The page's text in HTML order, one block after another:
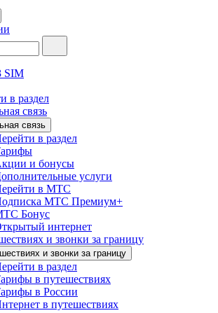
SIM
в раздел
связь
связь
в раздел
и бонусы
услуги
в МТС
МТС Премиум+
Бонус
интернет
и звонки за границу
и звонки за границу
в раздел
в путешествиях
в России
в путешествиях